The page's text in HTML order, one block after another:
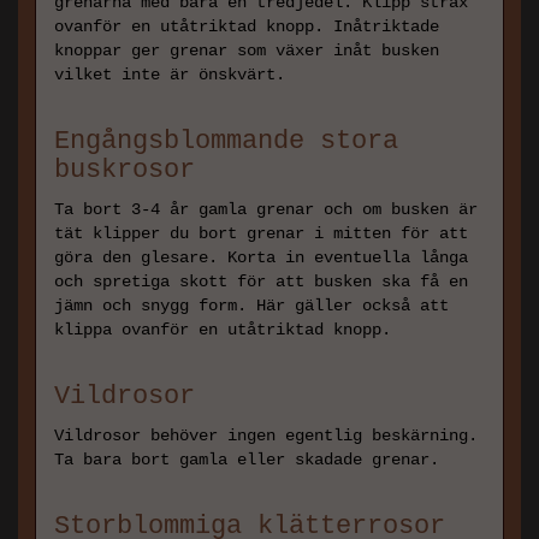
ovanför en utåtriktad knopp. Inåtriktade
knoppar ger grenar som växer inåt busken
vilket inte är önskvärt.
Engångsblommande stora
buskrosor
Ta bort 3-4 år gamla grenar och om busken är
tät klipper du bort grenar i mitten för att
göra den glesare. Korta in eventuella långa
och spretiga skott för att busken ska få en
jämn och snygg form. Här gäller också att
klippa ovanför en utåtriktad knopp.
Vildrosor
Vildrosor behöver ingen egentlig beskärning.
Ta bara bort gamla eller skadade grenar.
Storblommiga klätterrosor